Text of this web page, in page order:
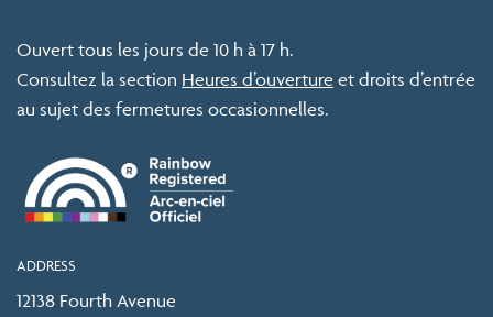
Ouvert tous les jours de 10 h à 17 h.
Consultez la section Heures d’ouverture et droits d’entrée
au sujet des fermetures occasionnelles.
ADDRESS
12138 Fourth Avenue